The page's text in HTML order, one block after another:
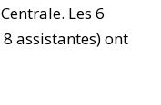
Les 6
assistantes) ont